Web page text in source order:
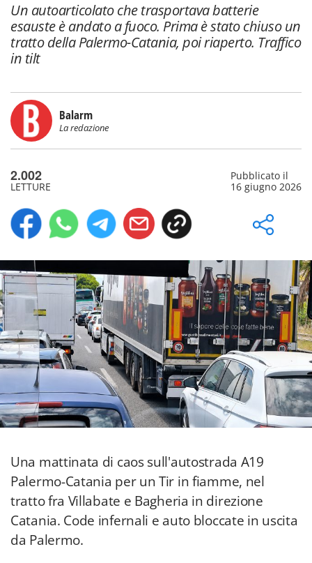
Un autoarticolato che trasportava batterie
esauste è andato a fuoco. Prima è stato chiuso un
tratto della Palermo-Catania, poi riaperto. Traffico
in tilt
Balarm
La redazione
2.002
LETTURE
Pubblicato il
16 giugno 2026
Una mattinata di caos sull'autostrada A19
Palermo-Catania per un Tir in fiamme, nel
tratto fra Villabate e Bagheria in direzione
Catania. Code infernali e auto bloccate in uscita
da Palermo.